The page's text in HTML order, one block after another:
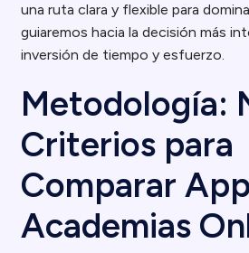
una ruta clara y flexible para
guiaremos hacia la decisión más
inversión de tiempo y esfuerzo.
Metodología:
Criterios para
Comparar
Academias